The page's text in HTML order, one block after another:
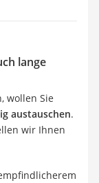
lange
wollen Sie
austauschen.
wir Ihnen